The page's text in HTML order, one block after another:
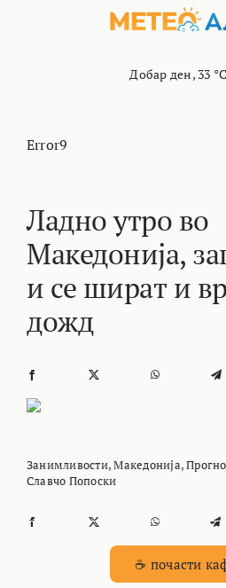
Добар ден, 33 °C
Error9
Ладно утро во
Македонија,
и се шират и
дожд
Занимливости,Македонија,
Славчо Попоски
☕ почасти